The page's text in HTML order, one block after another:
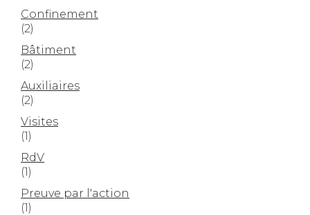
Confinement
(2)
Bâtiment
(2)
Auxiliaires
(2)
Visites
(1)
RdV
(1)
Preuve par l'action
(1)